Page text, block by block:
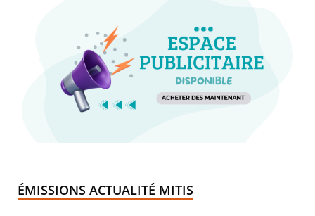
ÉMISSIONS ACTUALITÉ MITIS